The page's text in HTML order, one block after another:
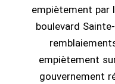
empiètement par
boulevard
empiètement
gouvernement